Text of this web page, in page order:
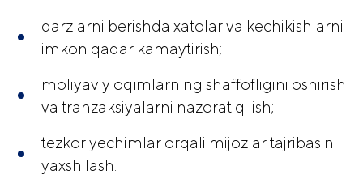
qarzlarni berishda xatolar va kechikishlarni
imkon qadar kamaytirish;
moliyaviy oqimlarning shaffofligini oshirish
va tranzaksiyalarni nazorat qilish;
tezkor yechimlar orqali mijozlar tajribasini
yaxshilash.